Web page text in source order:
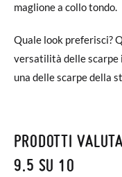
maglione a collo tondo.
Quale look preferisci?
versatilità delle scarpe
una delle scarpe della
PRODOTTI
9.5 SU 10